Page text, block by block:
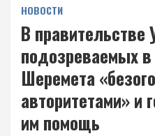
НОВОСТИ
В
подозреваемых в
Шеремета
авторитетами» и
им помощь